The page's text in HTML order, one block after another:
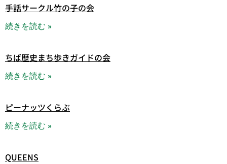
手話サークル竹の子の会
続きを読む »
ちば歴史まち歩きガイドの会
続きを読む »
ピーナッツくらぶ
続きを読む »
QUEENS